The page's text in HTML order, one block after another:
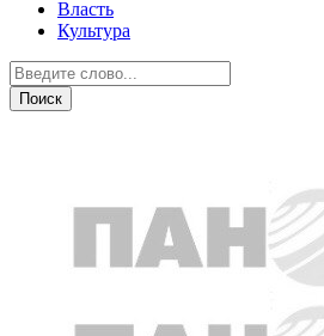
Власть
Культура